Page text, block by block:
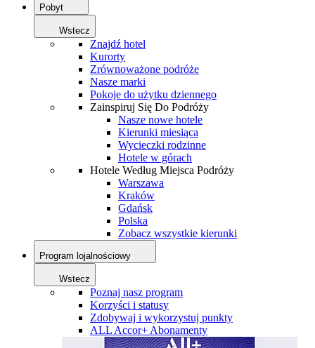
Pobyt
Wstecz
Znajdź hotel
Kurorty
Zrównoważone podróże
Nasze marki
Pokoje do użytku dziennego
Zainspiruj Się Do Podróży
Nasze nowe hotele
Kierunki miesiąca
Wycieczki rodzinne
Hotele w górach
Hotele Według Miejsca Podróży
Warszawa
Kraków
Gdańsk
Polska
Zobacz wszystkie kierunki
Program lojalnościowy
Wstecz
Poznaj nasz program
Korzyści i statusy
Zdobywaj i wykorzystuj punkty
ALL Accor+ Abonamenty